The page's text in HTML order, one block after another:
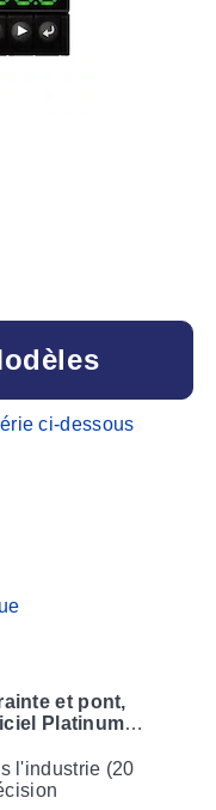
et pont,
Platinum
l'industrie (20
ci-dessous